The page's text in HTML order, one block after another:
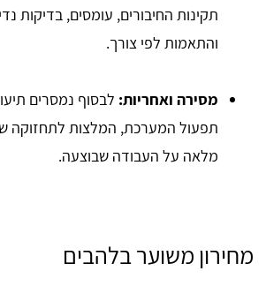
תקינות החיבורים, עומסים, בדיקות
והתאמות לפי צורך.
מסירה ואחריות: לבסוף נמסרים
תפעול המערכת, המלצות לתחזוקה
מלאה על העבודה שבוצעה.
מחירון משוער בלהבים